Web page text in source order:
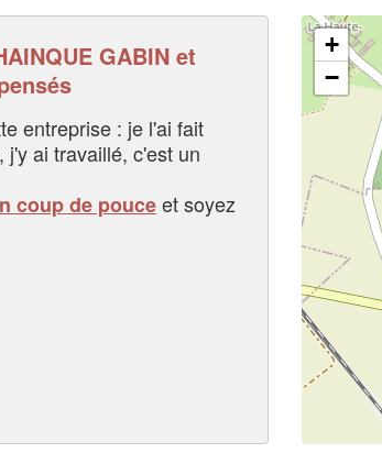
GABIN et
entreprise : je l'ai fait
ai travaillé, c'est un
coup de pouceet soyez
+
−